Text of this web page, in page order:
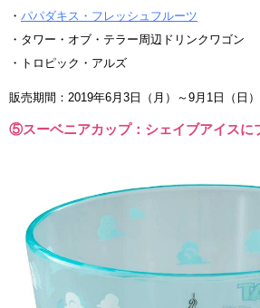
・ パパダキス・フレッシュフルーツ
・タワー・オブ・テラー周辺ドリンクワゴン
・トロピック・アルズ
販売期間：2019年6月3日（月）～9月1日（日）
⑤スーベニアカップ：シェイブアイスに